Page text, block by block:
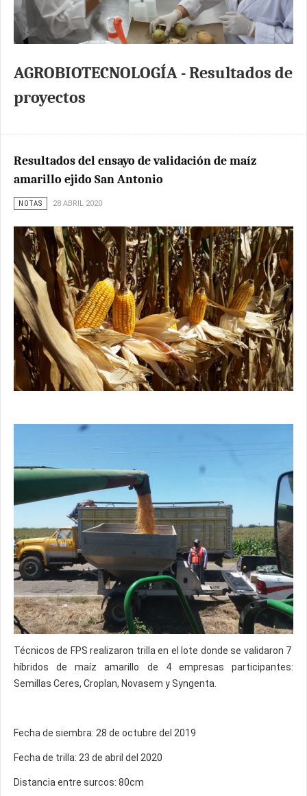
AGROBIOTECNOLOGÍA - Resultados de
proyectos
Resultados del ensayo de validación de maíz
amarillo ejido San Antonio
NOTAS 28 ABRIL 2020
Técnicos de FPS realizaron trilla en el lote donde se validaron 7
híbridos de maíz amarillo de 4 empresas participantes:
Semillas Ceres, Croplan, Novasem y Syngenta.
Fecha de siembra: 28 de octubre del 2019
Fecha de trilla: 23 de abril del 2020
Distancia entre surcos: 80cm